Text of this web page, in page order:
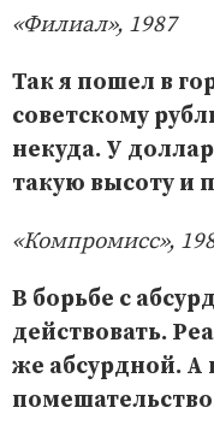
«Филиал», 1987
Так я пошел в
советскому
некуда. У
такую высоту и
«Компромисс»,
В борьбе с
действовать.
же абсурдной. А